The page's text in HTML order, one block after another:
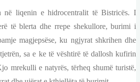
liqenin e hidrocentralit të Bistricës. I
të blerta dhe rrepe shekullore, burimi i
magjepsëse, ku ngjyrat shkrihen dhe
sa e ke të vështirë të dallosh kufirin
mrekulli e natyrës, tërheq shumë turistë,